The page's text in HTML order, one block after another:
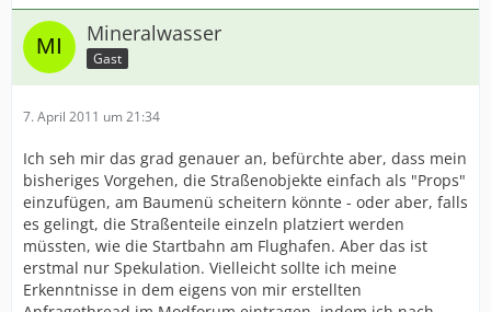
Mineralwasser
Gast
7. April 2011 um 21:34
Ich seh mir das grad genauer an, befürchte aber, dass mein
bisheriges Vorgehen, die Straßenobjekte einfach als "Props"
einzufügen, am Baumenü scheitern könnte - oder aber, falls
es gelingt, die Straßenteile einzeln platziert werden
müssten, wie die Startbahn am Flughafen. Aber das ist
erstmal nur Spekulation. Vielleicht sollte ich meine
Erkenntnisse in dem eigens von mir erstellten